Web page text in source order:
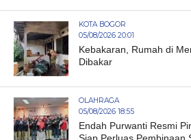
KOTA BOGOR
05/08/2026 20:01
Kebakaran, Rumah di
Dibakar
OLAHRAGA
05/08/2026 18:55
Endah Purwanti Resmi